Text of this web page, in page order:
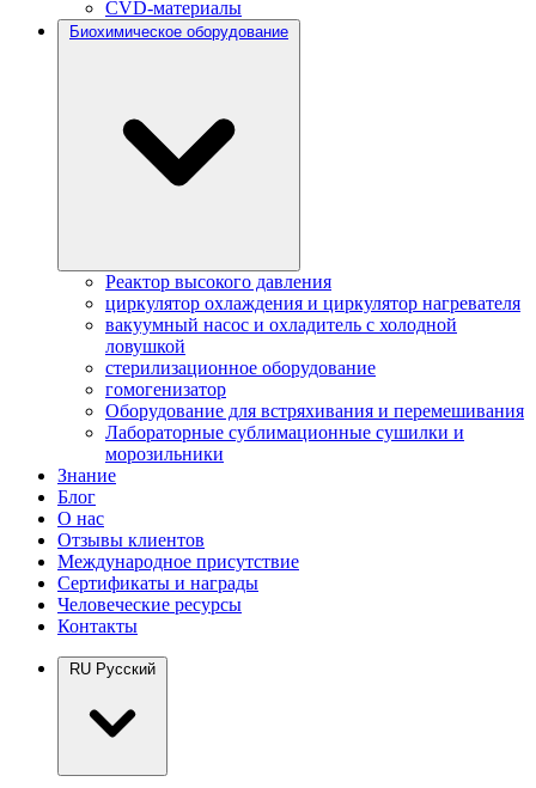
CVD-материалы
Биохимическое оборудование
Реактор высокого давления
циркулятор охлаждения и циркулятор нагревателя
вакуумный насос и охладитель с холодной
ловушкой
стерилизационное оборудование
гомогенизатор
Оборудование для встряхивания и перемешивания
Лабораторные сублимационные сушилки и
морозильники
Знание
Блог
О нас
Отзывы клиентов
Международное присутствие
Сертификаты и награды
Человеческие ресурсы
Контакты
RU Русский